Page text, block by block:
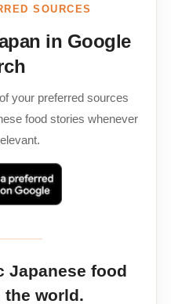
SOURCES
in Google
your preferred sources
food stories whenever
Japanese food
world.